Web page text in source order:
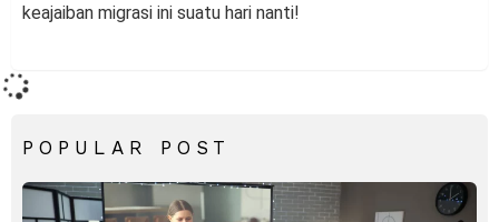
keajaiban migrasi ini suatu hari nanti!
POPULAR POST